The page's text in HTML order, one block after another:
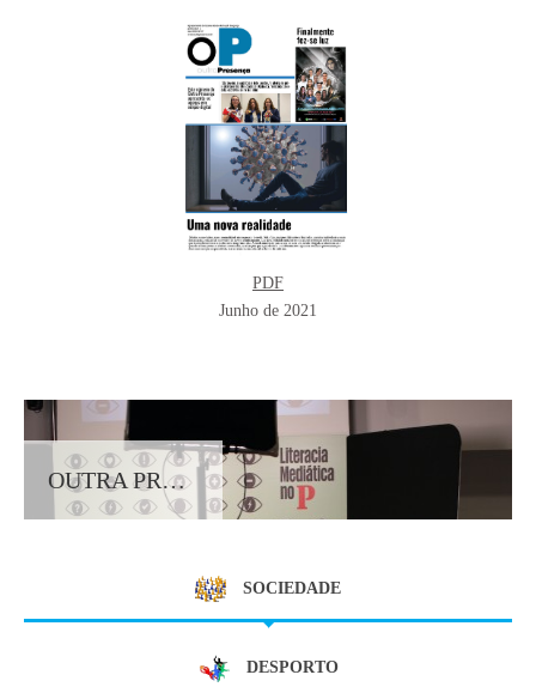
PDF
Junho de 2021
OUTRA PRESENÇA - MELHOR JORNAL DE AGRUPAMENTO 2020-2021
SOCIEDADE
DESPORTO